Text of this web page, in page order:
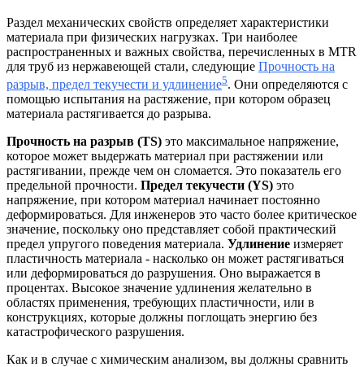
Раздел механических свойств определяет характеристики
материала при физических нагрузках. Три наиболее
распространенных и важных свойства, перечисленных в MTR
для труб из нержавеющей стали, следующие Прочность на
разрыв, предел текучести и удлинение5. Они определяются с
помощью испытания на растяжение, при котором образец
материала растягивается до разрыва.
Прочность на разрыв (TS) это максимальное напряжение,
которое может выдержать материал при растяжении или
растягивании, прежде чем он сломается. Это показатель его
предельной прочности. Предел текучести (YS) это
напряжение, при котором материал начинает постоянно
деформироваться. Для инженеров это часто более критическое
значение, поскольку оно представляет собой практический
предел упругого поведения материала. Удлинение измеряет
пластичность материала - насколько он может растягиваться
или деформироваться до разрушения. Оно выражается в
процентах. Высокое значение удлинения желательно в
областях применения, требующих пластичности, или в
конструкциях, которые должны поглощать энергию без
катастрофического разрушения.
Как и в случае с химическим анализом, вы должны сравнить